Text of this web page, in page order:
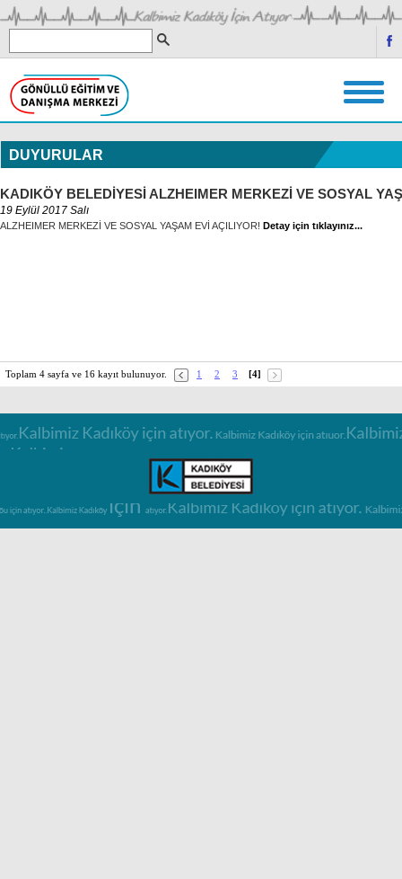
DUYURULAR
KADIKÖY BELEDİYESİ ALZHEIMER MERKEZİ VE SOSYAL
19 Eylül 2017 Salı
ALZHEIMER MERKEZİ VE SOSYAL YAŞAM EVİ AÇILIYOR! Detay için tıklayınız...
Toplam 4 sayfa ve 16 kayıt bulunuyor. 1 2 3 [4]